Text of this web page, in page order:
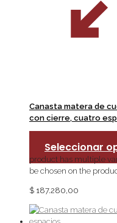
Canasta matera de
con cierre, cuatro
Seleccionar
product has multiple
be chosen on the
$ 187.280,00